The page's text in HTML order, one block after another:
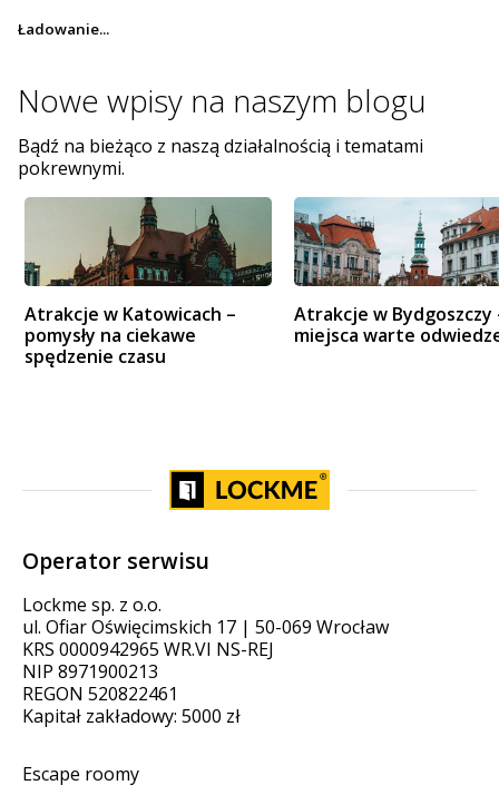
Ładowanie...
Nowe wpisy na naszym blogu
Bądź na bieżąco z naszą działalnością i tematami
pokrewnymi.
Atrakcje w Katowicach –
pomysły na ciekawe
spędzenie czasu
Atrakcje w Bydgoszczy
miejsca warte
Operator serwisu
Lockme sp. z o.o.
ul. Ofiar Oświęcimskich 17 | 50-069 Wrocław
KRS 0000942965 WR.VI NS-REJ
NIP 8971900213
REGON 520822461
Kapitał zakładowy: 5000 zł
Escape roomy